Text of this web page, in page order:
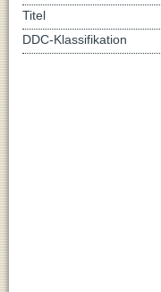
Titel
DDC-Klassifikation